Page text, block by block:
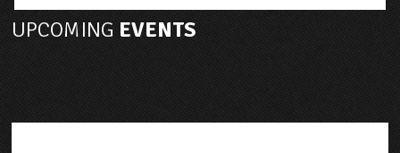
UPCOMING EVENTS